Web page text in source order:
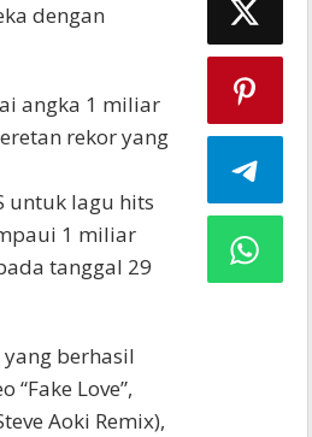
dengan
angka 1 miliar
rekor yang
untuk lagu hits
1 miliar
tanggal 29
berhasil
Love”,
Aoki Remix),